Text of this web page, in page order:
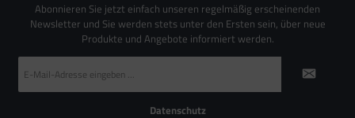
Abonnieren Sie jetzt einfach unseren regelmäßig erscheinenden
Newsletter und Sie werden stets unter den Ersten sein, über neue
Produkte und Angebote informiert werden.
Mail-
*
Datenschutz